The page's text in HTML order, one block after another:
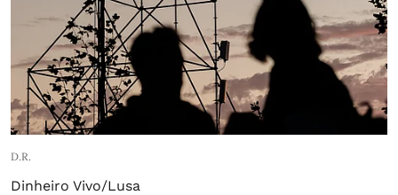
D.R.
Dinheiro Vivo/Lusa